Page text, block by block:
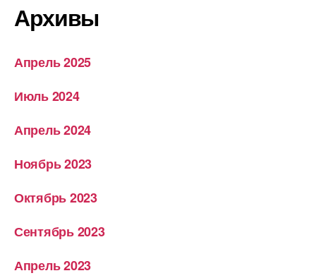
Архивы
Апрель 2025
Июль 2024
Апрель 2024
Ноябрь 2023
Октябрь 2023
Сентябрь 2023
Апрель 2023